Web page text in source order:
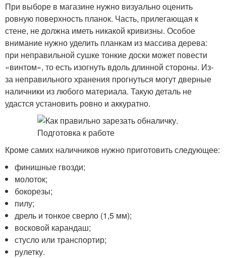
При выборе в магазине нужно визуально оценить
ровную поверхность планок. Часть, прилегающая к
стене, не должна иметь никакой кривизны. Особое
внимание нужно уделить планкам из массива дерева:
при неправильной сушке тонкие доски может повести
«винтом», то есть изогнуть вдоль длинной стороны. Из-
за неправильного хранения прогнуться могут дверные
наличники из любого материала. Такую деталь не
удастся установить ровно и аккуратно.
Кроме самих наличников нужно приготовить следующее:
финишные гвозди;
молоток;
бокорезы;
пилу;
дрель и тонкое сверло (1,5 мм);
восковой карандаш;
стусло или транспортир;
рулетку.